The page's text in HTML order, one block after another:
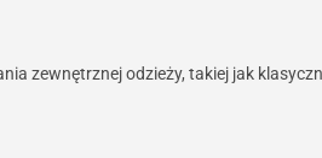
zewnętrznej odzieży, takiej jak